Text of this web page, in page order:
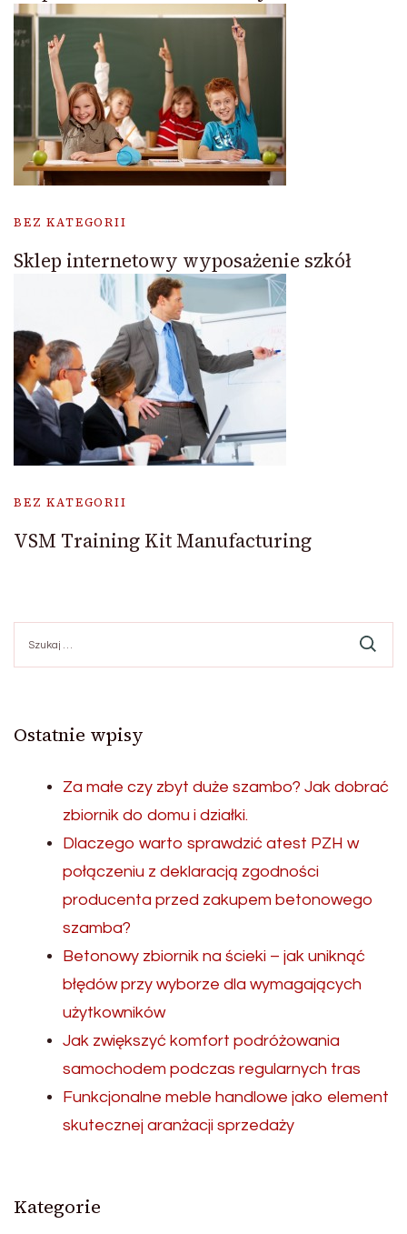
BEZ KATEGORII
Sklep internetowy wyposażenie szkół
BEZ KATEGORII
VSM Training Kit Manufacturing
Ostatnie wpisy
Za małe czy zbyt duże szambo? Jak dobrać
zbiornik do domu i działki.
Dlaczego warto sprawdzić atest PZH w
połączeniu z deklaracją zgodności
producenta przed zakupem betonowego
szamba?
Betonowy zbiornik na ścieki – jak uniknąć
błędów przy wyborze dla wymagających
użytkowników
Jak zwiększyć komfort podróżowania
samochodem podczas regularnych tras
Funkcjonalne meble handlowe jako element
skutecznej aranżacji sprzedaży
Kategorie